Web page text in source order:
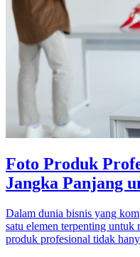
Foto Produk
Jangka Panjang
Dalam dunia bisnis yang
satu elemen terpenting untuk
produk profesional tidak